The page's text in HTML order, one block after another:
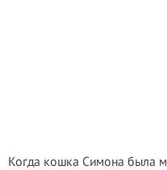
Когда кошка Симона была